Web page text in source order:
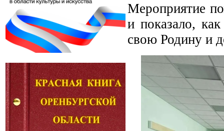
Мероприятие
и показало,
свою Родину и